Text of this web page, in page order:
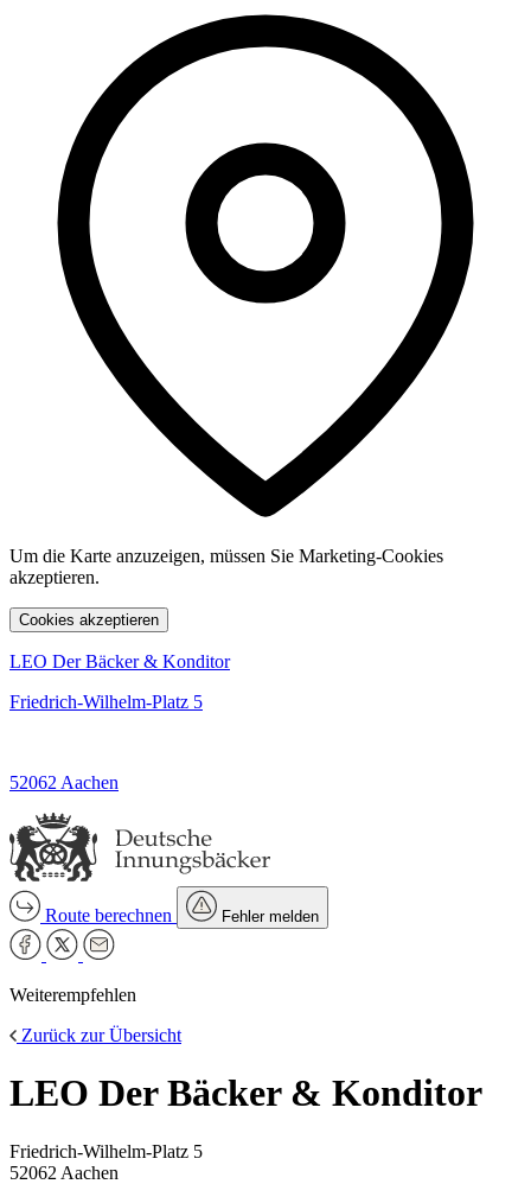
Um die Karte anzuzeigen, müssen Sie Marketing-Cookies
akzeptieren.
Cookies akzeptieren
LEO Der Bäcker & Konditor
Friedrich-Wilhelm-Platz 5
52062 Aachen
Route berechnen Fehler melden
Weiterempfehlen
Zurück zur Übersicht
LEO Der Bäcker & Konditor
Friedrich-Wilhelm-Platz 5
52062 Aachen